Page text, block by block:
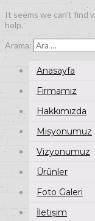
It seems we can’t find
help.
Arama:
Anasayfa
Firmamız
Hakkımızda
Misyonumuz
Vizyonumuz
Ürünler
Foto Galeri
İletişim